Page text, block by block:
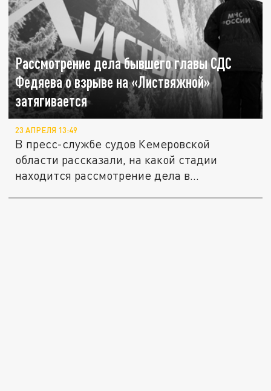
Рассмотрение дела бывшего главы СДС
Федяева о взрыве на «Листвяжной»
затягивается
23 АПРЕЛЯ 13:49
В пресс-службе судов Кемеровской
области рассказали, на какой стадии
находится рассмотрение дела в